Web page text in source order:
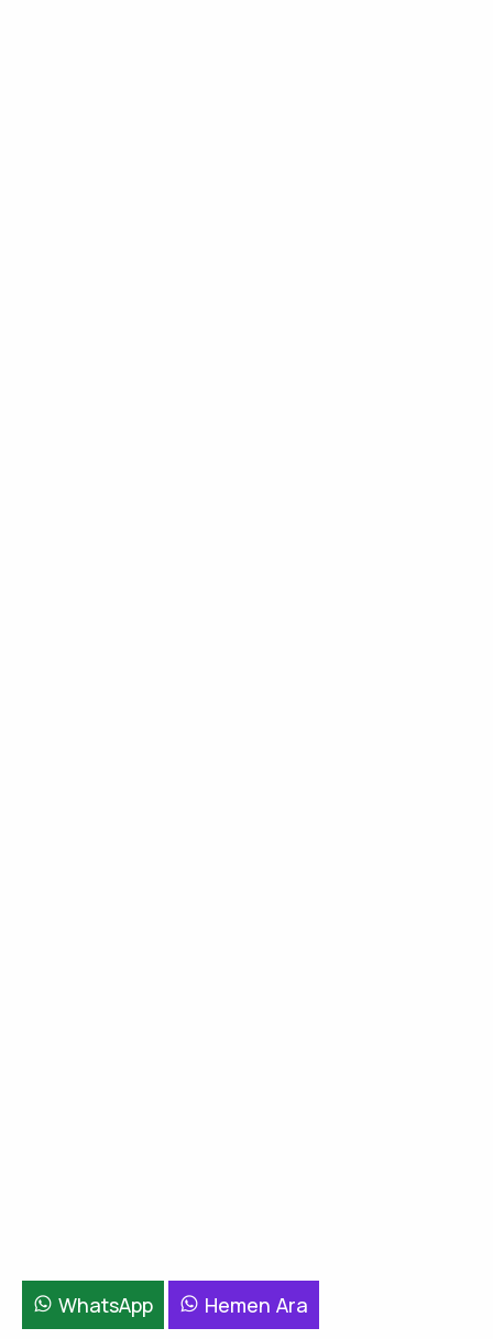
WhatsApp Hemen Ara